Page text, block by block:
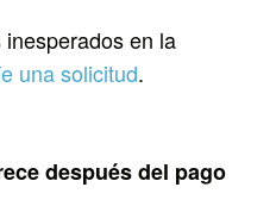
en la
una solicitud.
después del pago